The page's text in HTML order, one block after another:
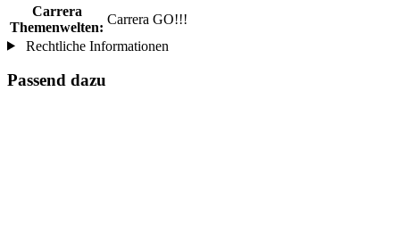
Carrera
Themenwelten:
Carrera GO!!!
Rechtliche Informationen
Passend dazu